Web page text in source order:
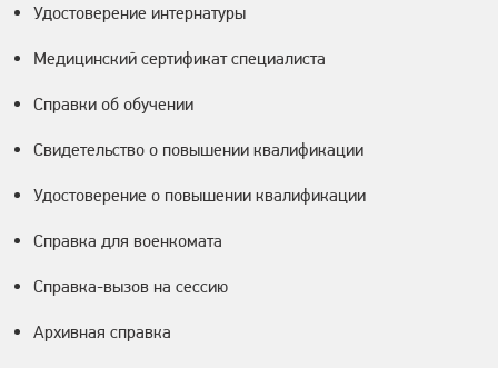
Удостоверение интернатуры
Медицинский сертификат специалиста
Справки об обучении
Свидетельство о повышении квалификации
Удостоверение о повышении квалификации
Справка для военкомата
Справка-вызов на сессию
Архивная справка